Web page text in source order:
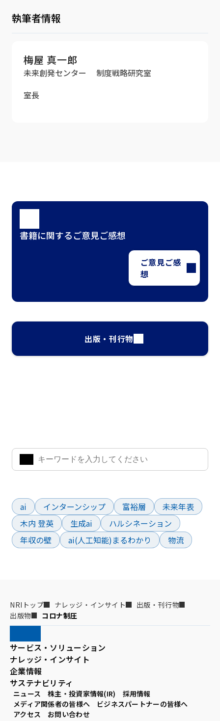
執筆者情報
梅屋 真一郎
未来創発センター 制度戦略研究室
室長
書籍に関するご意見ご感想
ご意見ご感
想
出版・刊行物
ai
インターンシップ 富裕層
未来年表
木内 登英
生成ai
ハルシネーション
年収の壁
ai(人工知能)まるわかり 物流
NRIトップ ナレッジ・インサイト
出版・刊行物
出版物
コロナ制圧
サービス・ソリューション
ナレッジ・インサイト
企業情報
サステナビリティ
ニュース 株主・投資家情報(IR)
採用情報
メディア関係者の皆様へ
ビジネスパートナーの皆様へ
アクセス
お問い合わせ